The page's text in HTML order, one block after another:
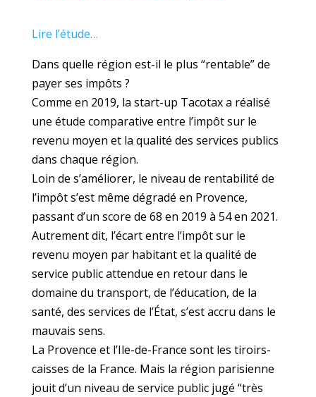
Lire l’étude…
Dans quelle région est-il le plus “rentable” de
payer ses impôts ?
Comme en 2019, la start-up Tacotax a réalisé
une étude comparative entre l’impôt sur le
revenu moyen et la qualité des services publics
dans chaque région.
Loin de s’améliorer, le niveau de rentabilité de
l’impôt s’est même dégradé en Provence,
passant d’un score de 68 en 2019 à 54 en 2021.
Autrement dit, l’écart entre l’impôt sur le
revenu moyen par habitant et la qualité de
service public attendue en retour dans le
domaine du transport, de l’éducation, de la
santé, des services de l’État, s’est accru dans le
mauvais sens.
La Provence et l’Ile-de-France sont les tiroirs-
caisses de la France. Mais la région parisienne
jouit d’un niveau de service public jugé “très